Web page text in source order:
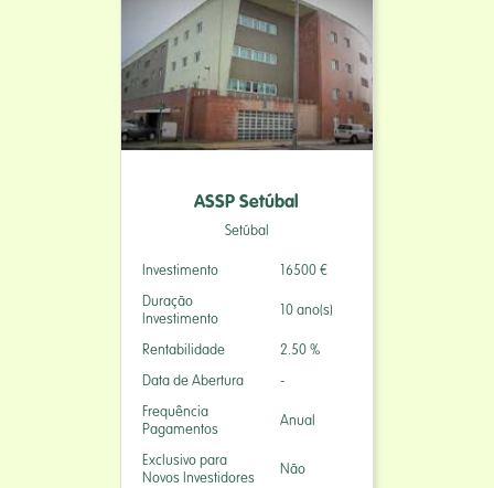
ASSP Setúbal
Setúbal
Investimento 16500 €
Duração
Investimento
10 ano(s)
Rentabilidade 2.50 %
Data de Abertura -
Frequência
Pagamentos
Anual
Exclusivo para
Novos Investidores
Não